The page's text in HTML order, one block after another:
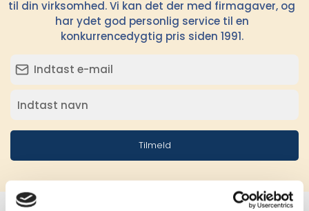
til din virksomhed. Vi kan det der med firmagaver, og
har ydet god personlig service til en
konkurrencedygtig pris siden 1991.
Tilmeld